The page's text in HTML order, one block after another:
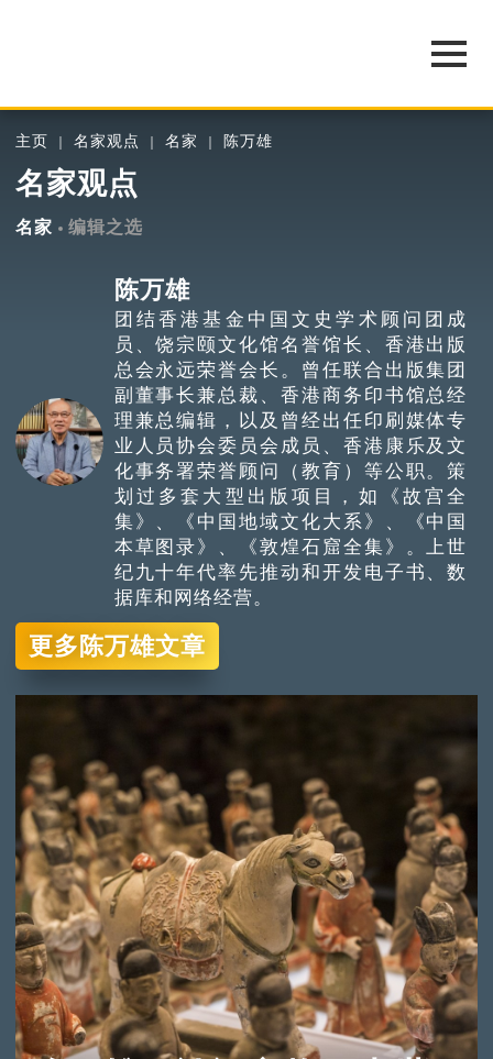
主页 名家观点 名家 陈万雄
名家观点
名家 编辑之选
陈万雄
团结香港基金中国文史学术顾问团成
员、饶宗颐文化馆名誉馆长、香港出版
总会永远荣誉会长。曾任联合出版集团
副董事长兼总裁、香港商务印书馆总经
理兼总编辑，以及曾经出任印刷媒体专
业人员协会委员会成员、香港康乐及文
化事务署荣誉顾问（教育）等公职。策
划过多套大型出版项目，如《故宫全
集》、《中国地域文化大系》、《中国
本草图录》、《敦煌石窟全集》。上世
纪九十年代率先推动和开发电子书、数
据库和网络经营。
更多陈万雄文章